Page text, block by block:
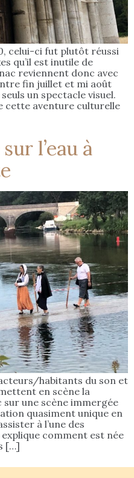
celui-ci fut plutôt réussi
qu’il est inutile de
reviennent donc avec
fin juillet et mi août
un spectacle visuel.
cette aventure culturelle
l’eau à
habitants du son et
en scène la
une scène immergée
quasiment unique en
à l’une des
comment est née
[…]